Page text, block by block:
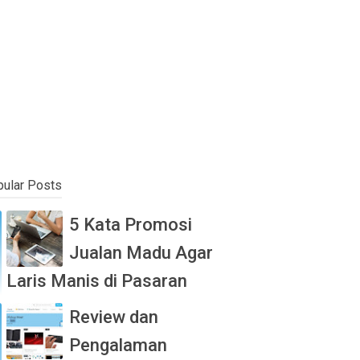
Posts
5 Kata Promosi
Jualan Madu Agar
Laris Manis di Pasaran
Review dan
Pengalaman